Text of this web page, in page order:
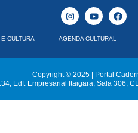
CULTURA AGENDA CULTURAL
Copyright © 2025 | Portal
Edf. Empresarial Itaigara, Sala 306,